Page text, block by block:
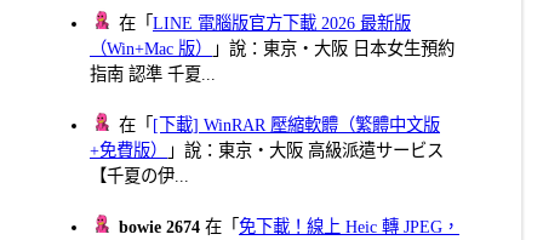
在「LINE 電腦版官方下載 2026 最新版
（Win+Mac 版）
」說：東京・大阪 日本女生預約
指南 認準 千夏...
在「 [下載] WinRAR 壓縮軟體（繁體中文版
+免費版）
」說：東京・大阪 高級派遣サービス
【千夏の伊...
bowie 2674 在「免下載！線上 Heic 轉 JPEG，